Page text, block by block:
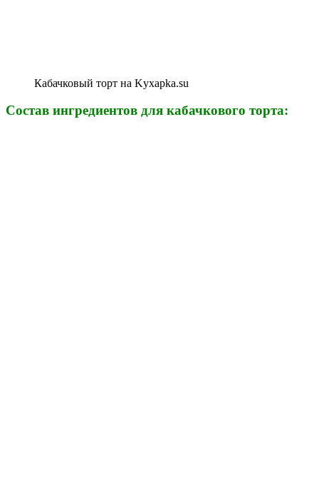
Кабачковый торт на Kyxapka.su
Состав ингредиентов для кабачкового торта: